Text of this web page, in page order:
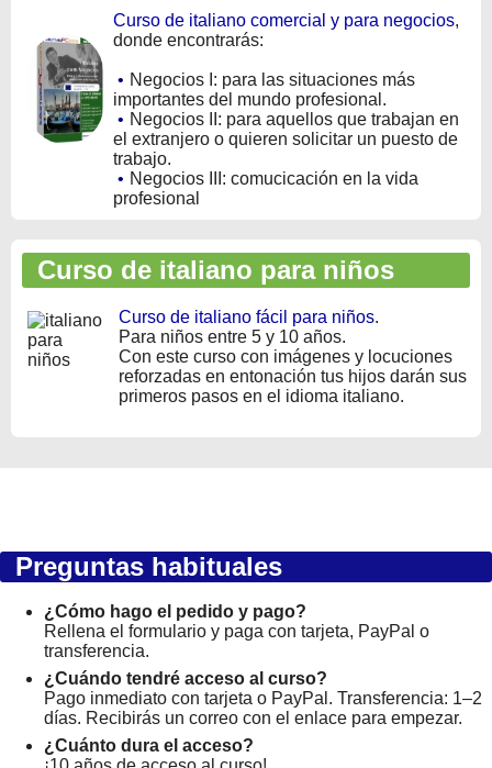
Curso de italiano comercial y para negocios,
donde encontrarás:
• Negocios I: para las situaciones más
importantes del mundo profesional.
• Negocios II: para aquellos que trabajan en
el extranjero o quieren solicitar un puesto de
trabajo.
• Negocios III: comucicación en la vida
profesional
Curso de italiano para niños
Curso de italiano fácil para niños.
Para niños entre 5 y 10 años.
Con este curso con imágenes y locuciones
reforzadas en entonación tus hijos darán sus
primeros pasos en el idioma italiano.
Preguntas habituales
¿Cómo hago el pedido y pago?
Rellena el formulario y paga con tarjeta, PayPal o
transferencia.
¿Cuándo tendré acceso al curso?
Pago inmediato con tarjeta o PayPal. Transferencia: 1–2
días. Recibirás un correo con el enlace para empezar.
¿Cuánto dura el acceso?